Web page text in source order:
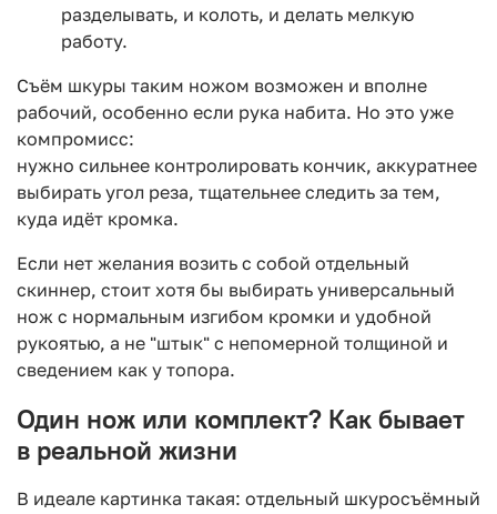
разделывать, и колоть, и делать мелкую
работу.
Съём шкуры таким ножом возможен и вполне
рабочий, особенно если рука набита. Но это уже
компромисс:
нужно сильнее контролировать кончик, аккуратнее
выбирать угол реза, тщательнее следить за тем,
куда идёт кромка.
Если нет желания возить с собой отдельный
скиннер, стоит хотя бы выбирать универсальный
нож с нормальным изгибом кромки и удобной
рукоятью, а не "штык" с непомерной толщиной и
сведением как у топора.
Один нож или комплект? Как бывает
в реальной жизни
В идеале картинка такая: отдельный шкуросъёмный